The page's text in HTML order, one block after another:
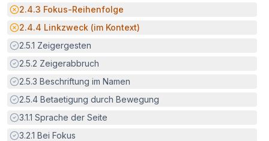
Potenzielle Barriere:
2.4.3 Fokus-Reihenfolge
Potenzielle Barriere:
2.4.4 Linkzweck (im Kontext)
Erfüllt:
2.5.1 Zeigergesten
Erfüllt:
2.5.2 Zeigerabbruch
Erfüllt:
2.5.3 Beschriftung im Namen
Erfüllt:
2.5.4 Betaetigung durch Bewegung
Erfüllt:
3.1.1 Sprache der Seite
Erfüllt:
3.2.1 Bei Fokus